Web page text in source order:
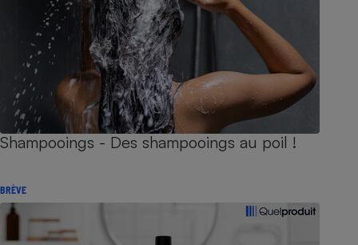
Shampooings - Des shampooings au poil !
BRÈVE